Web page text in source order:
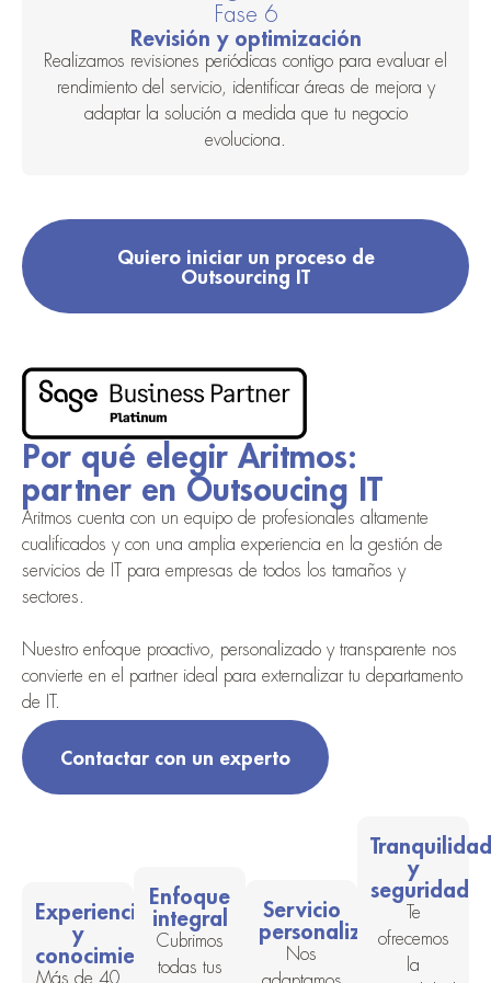
Fase 6
Revisión y optimización
Realizamos revisiones periódicas contigo para evaluar el
rendimiento del servicio, identificar áreas de mejora y
adaptar la solución a medida que tu negocio
evoluciona.
Quiero iniciar un proceso de
Outsourcing IT
Por qué elegir Aritmos:
partner en Outsoucing IT
Aritmos cuenta con un equipo de profesionales altamente
cualificados y con una amplia experiencia en la gestión de
servicios de IT para empresas de todos los tamaños y
sectores.
Nuestro enfoque proactivo, personalizado y transparente nos
convierte en el partner ideal para externalizar tu departamento
de IT.
Contactar con un experto
Experiencia
y
conocimiento
Más de 40
Enfoque
integral
Cubrimos
todas tus
Servicio
personalizado
Nos
y
seguridad
Te
ofrecemos
la